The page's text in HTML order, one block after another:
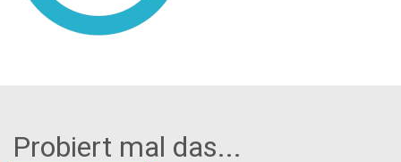
Probiert mal das...